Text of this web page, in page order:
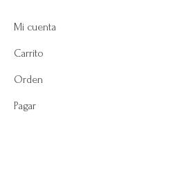
Mi cuenta
Carrito
Orden
Pagar